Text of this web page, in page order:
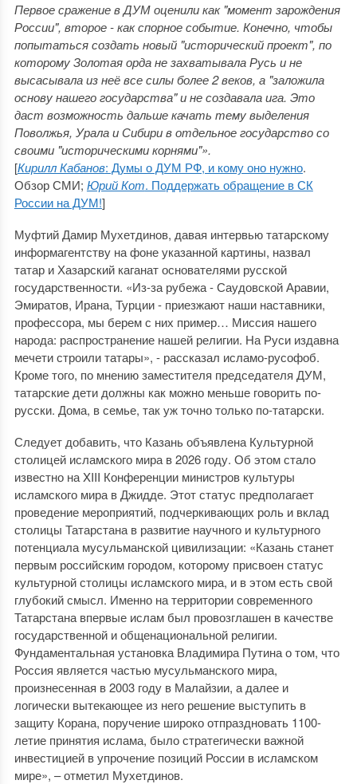
Первое сражение в ДУМ оценили как "момент зарождения
России", второе - как спорное событие. Конечно, чтобы
попытаться создать новый "исторический проект", по
которому Золотая орда не захватывала Русь и не
высасывала из неё все силы более 2 веков, а "заложила
основу нашего государства" и не создавала ига. Это
даст возможность дальше качать тему выделения
Поволжья, Урала и Сибири в отдельное государство со
своими "историческими корнями"».
[Кирилл Кабанов: Думы о ДУМ РФ, и кому оно нужно.
Обзор СМИ; Юрий Кот. Поддержать обращение в СК
России на ДУМ!]
Муфтий Дамир Мухетдинов, давая интервью татарскому
информагентству на фоне указанной картины, назвал
татар и Хазарский каганат основателями русской
государственности. «Из-за рубежа - Саудовской Аравии,
Эмиратов, Ирана, Турции - приезжают наши наставники,
профессора, мы берем с них пример… Миссия нашего
народа: распространение нашей религии. На Руси издавна
мечети строили татары», - рассказал исламо-русофоб.
Кроме того, по мнению заместителя председателя ДУМ,
татарские дети должны как можно меньше говорить по-
русски. Дома, в семье, так уж точно только по-татарски.
Следует добавить, что Казань объявлена Культурной
столицей исламского мира в 2026 году. Об этом стало
известно на XIII Конференции министров культуры
исламского мира в Джидде. Этот статус предполагает
проведение мероприятий, подчеркивающих роль и вклад
столицы Татарстана в развитие научного и культурного
потенциала мусульманской цивилизации: «Казань станет
первым российским городом, которому присвоен статус
культурной столицы исламского мира, и в этом есть свой
глубокий смысл. Именно на территории современного
Татарстана впервые ислам был провозглашен в качестве
государственной и общенациональной религии.
Фундаментальная установка Владимира Путина о том, что
Россия является частью мусульманского мира,
произнесенная в 2003 году в Малайзии, а далее и
логически вытекающее из него решение выступить в
защиту Корана, поручение широко отпраздновать 1100-
летие принятия ислама, было стратегически важной
инвестицией в упрочение позиций России в исламском
мире», – отметил Мухетдинов.